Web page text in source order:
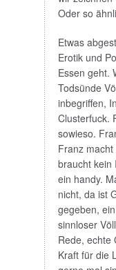
Etwas
Erotik und
Essen geht.
Todsünde
inbegriffen,
Clusterfuck.
sowieso.
Franz
braucht kein
ein handy.
nicht, da ist
gegeben,
sinnloser
Rede, echte
Kraft für die
gerne mal
sind dabei